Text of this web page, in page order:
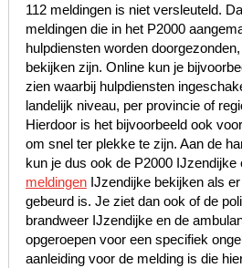
112 meldingen is niet versleuteld.
meldingen die in het P2000
hulpdiensten worden
bekijken zijn. Online kun je
zien waarbij hulpdiensten
landelijk niveau, per provincie of
Hierdoor is het bijvoorbeeld ook
om snel ter plekke te zijn. Aan de
kun je dus ook de P2000 IJzendijke
meldingenIJzendijke bekijken als
gebeurd is. Je ziet dan ook of de
brandweer IJzendijke en de
opgeroepen voor een specifiek
aanleiding voor de melding is die